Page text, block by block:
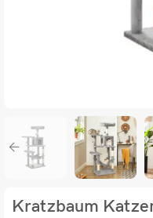
Kratzbaum